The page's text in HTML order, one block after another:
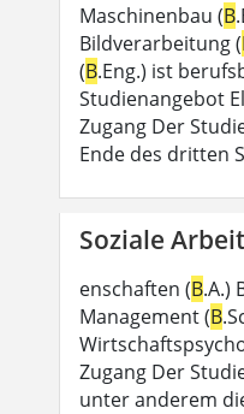
Maschinenbau (B
Bildverarbeitung (
(B.Eng.) ist
Studienangebot
Zugang Der
Ende des dritten
Soziale
enschaften (B.A.)
Management (B
Zugang Der
unter anderem